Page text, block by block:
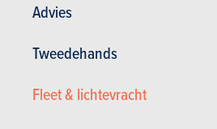
Advies
Tweedehands
Fleet & lichtevracht